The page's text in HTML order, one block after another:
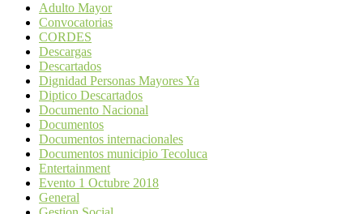
Adulto Mayor
Convocatorias
CORDES
Descargas
Descartados
Dignidad Personas Mayores Ya
Diptico Descartados
Documento Nacional
Documentos
Documentos internacionales
Documentos municipio Tecoluca
Entertainment
Evento 1 Octubre 2018
General